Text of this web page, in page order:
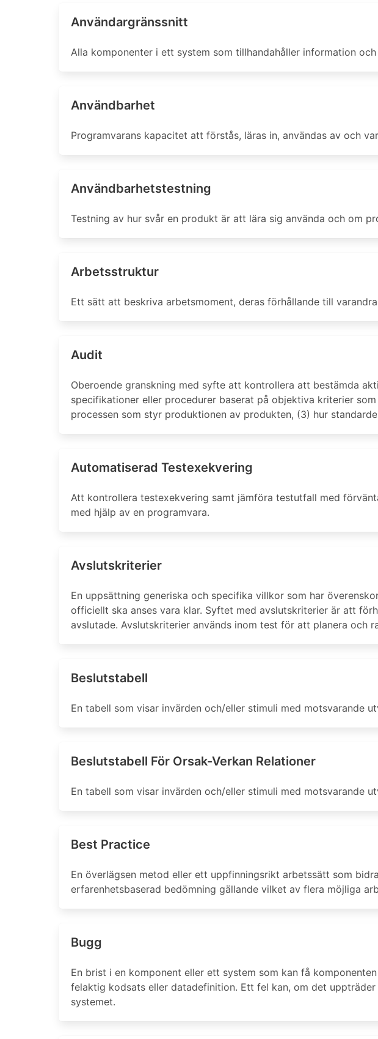
Användargränssnitt
Alla komponenter i ett system som tillhandahåller information
Användbarhet
Programvarans kapacitet att förstås, läras in, användas av och
Användbarhetstestning
Testning av hur svår en produkt är att lära sig använda och om
Arbetsstruktur
Ett sätt att beskriva arbetsmoment, deras förhållande till
Audit
Oberoende granskning med syfte att kontrollera att bestämda
specifikationer eller procedurer baserat på objektiva kriterier
processen som styr produktionen av produkten, (3) hur
Automatiserad Testexekvering
Att kontrollera testexekvering samt jämföra testutfall med
med hjälp av en programvara.
Avslutskriterier
En uppsättning generiska och specifika villkor som har
officiellt ska anses vara klar. Syftet med avslutskriterier är att
avslutade. Avslutskriterier används inom test för att planera och
Beslutstabell
En tabell som visar invärden och/eller stimuli med motsvarande
Beslutstabell För Orsak-Verkan Relationer
En tabell som visar invärden och/eller stimuli med motsvarande
Best Practice
En överlägsen metod eller ett uppfinningsrikt arbetssätt som
erfarenhetsbaserad bedömning gällande vilket av flera möjliga
Bugg
En brist i en komponent eller ett system som kan få
felaktig kodsats eller datadefinition. Ett fel kan, om det
systemet.